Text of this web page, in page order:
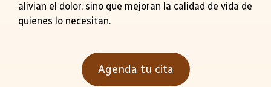
alivian el dolor, sino que mejoran la calidad de vida de
quienes lo necesitan.
Agenda tu cita